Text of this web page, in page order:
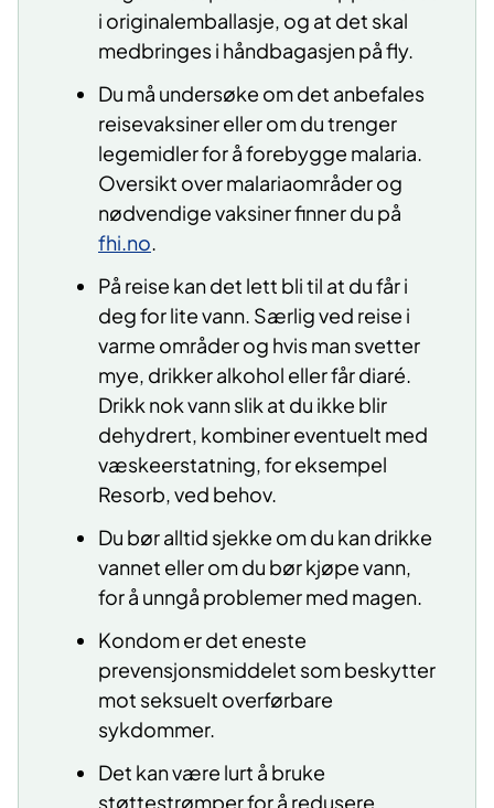
i originalemballasje, og at det skal
medbringes i håndbagasjen på fly.
Du må undersøke om det anbefales
reisevaksiner eller om du trenger
legemidler for å forebygge malaria.
Oversikt over malariaområder og
nødvendige vaksiner finner du på
fhi.no.
På reise kan det lett bli til at du får i
deg for lite vann. Særlig ved reise i
varme områder og hvis man svetter
mye, drikker alkohol eller får diaré.
Drikk nok vann slik at du ikke blir
dehydrert, kombiner eventuelt med
væskeerstatning, for eksempel
Resorb, ved behov.
Du bør alltid sjekke om du kan drikke
vannet eller om du bør kjøpe vann,
for å unngå problemer med magen.
Kondom er det eneste
prevensjonsmiddelet som beskytter
mot seksuelt overførbare
sykdommer.
Det kan være lurt å bruke
støttestrømper for å redusere